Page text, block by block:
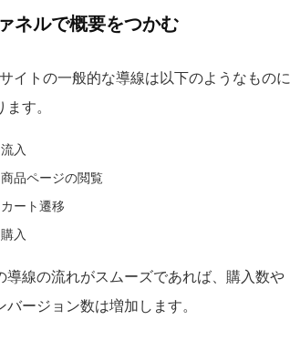
ネルで概要をつかむ
イトの一般的な導線は以下のようなものに
ます。
流入
商品ページの閲覧
カート遷移
購入
導線の流れがスムーズであれば、購入数や
バージョン数は増加します。